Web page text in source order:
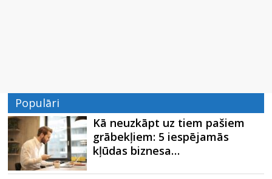
Populāri
Kā neuzkāpt uz tiem pašiem
grābekļiem: 5 iespējamās
kļūdas biznesa…